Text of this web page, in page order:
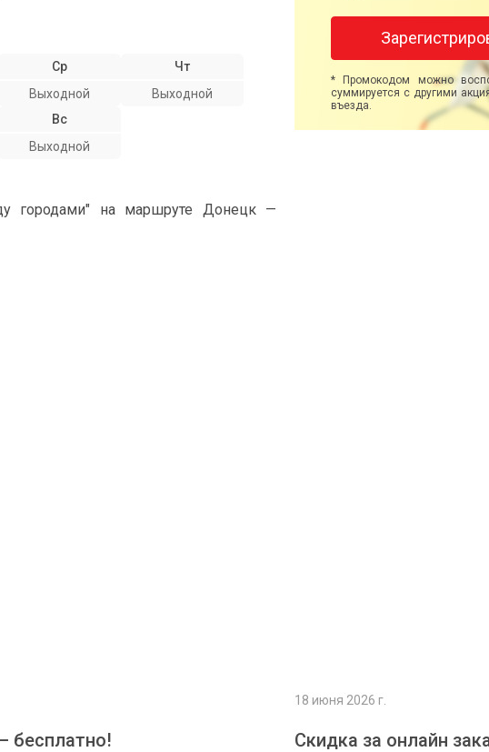
Ср
Выходной
Чт
Выходной
Вс
Выходной
городами" на маршруте Донецк —
* Промокодом можно
суммируется с другими
въезда.
бесплатно!
18 июня 2026 г.
Скидка за онлайн